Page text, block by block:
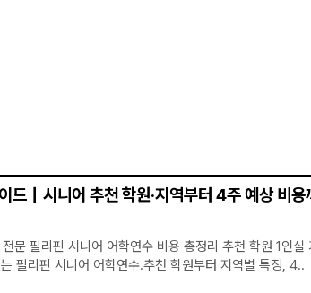
드｜시니어 추천 학원·지역부터 4주 예상 비
실 기준 4
있는 필리핀 시니어 어학연수.추천 학원부터 지역별 특징, 4..